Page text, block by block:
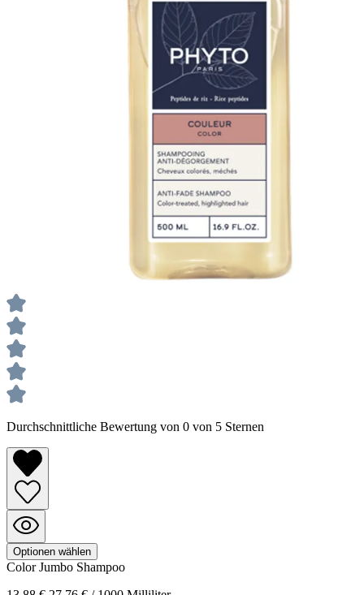
Durchschnittliche Bewertung von 0 von 5 Sternen
Optionen wählen
ColorJumbo Shampoo